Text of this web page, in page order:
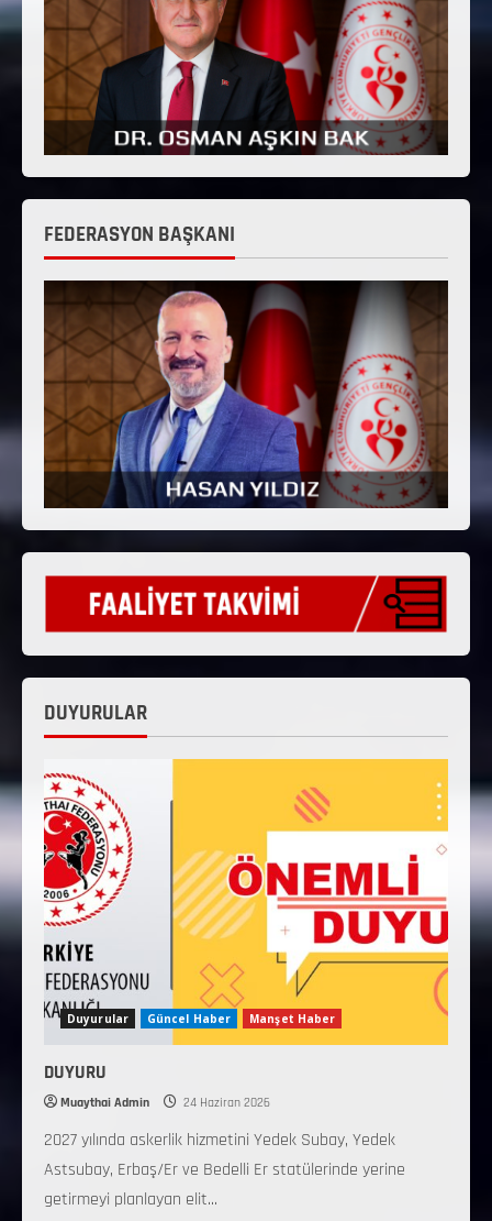
FEDERASYON BAŞKANI
DUYURULAR
Duyurular Güncel Haber Manşet Haber
DUYURU
Muaythai Admin 24 Haziran 2026
2027 yılında askerlik hizmetini Yedek Subay, Yedek
Astsubay, Erbaş/Er ve Bedelli Er statülerinde yerine
getirmeyi planlayan elit...